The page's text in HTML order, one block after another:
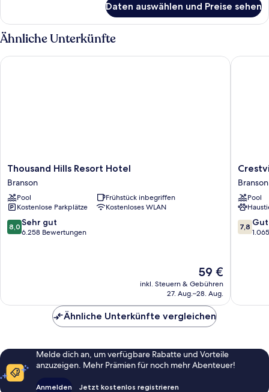
Daten auswählen und Preise sehen
Ähnliche Unterkünfte
Thousand
Hills
Resort
Hotel
Branson
Thousand Hills Resort Hotel
Branson
Pool
Frühstück inbegriffen
Kostenlose Parkplätze
Kostenloses WLAN
8.0
von
8,0 Sehr gut
6.258 Bewertungen
Der
Preis
beträgt
59 €
inkl. Steuern & Gebühren
27. Aug.–28. Aug.
Thousand Hills Resort Hotel
Inn
Branson
West
Pool
7.8
von
7,8 Gut
Ähnliche Unterkünfte vergleichen
Melde dich an, um verfügbare Rabatte und Vorteile
anzuzeigen. Mehr Prämien für noch mehr Abenteuer!
Anmelden Jetzt kostenlos registrieren